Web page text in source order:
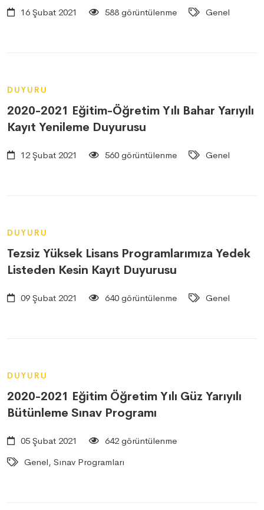
16 Şubat 2021 588 görüntülenme Genel
DUYURU
2020-2021 Eğitim-Öğretim Yılı Bahar Yarıyılı
Kayıt Yenileme Duyurusu
12 Şubat 2021 560 görüntülenme Genel
DUYURU
Tezsiz Yüksek Lisans Programlarımıza Yedek
Listeden Kesin Kayıt Duyurusu
09 Şubat 2021 640 görüntülenme Genel
DUYURU
2020-2021 Eğitim Öğretim Yılı Güz Yarıyılı
Bütünleme Sınav Programı
05 Şubat 2021
642 görüntülenme
Genel, Sınav Programları